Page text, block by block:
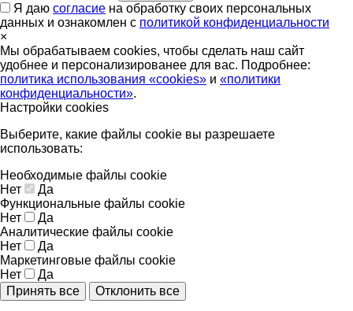
Я даю согласие на обработку своих персональных
данных и ознакомлен с политикой конфиденциальности
×
Мы обрабатываем cookies, чтобы сделать наш сайт
удобнее и персонализированее для вас. Подробнее:
политика использования «cookies» и «политики
конфиденциальности».
Настройки cookies
Выберите, какие файлы cookie вы разрешаете
использовать:
Необходимые файлы cookie
Нет
Да
Функциональные файлы cookie
Нет
Да
Аналитические файлы cookie
Нет
Да
Маркетинговые файлы cookie
Нет
Да
Принять все
Отклонить все